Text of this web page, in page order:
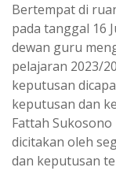
Bertempat di
pada tanggal 16
dewan guru
pelajaran 2023/
keputusan
keputusan dan
Fattah
dicitakan oleh
dan keputusan